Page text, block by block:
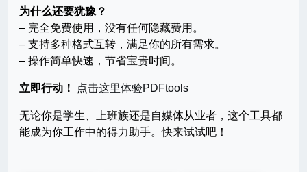
为什么还要犹豫？
– 完全免费使用，没有任何隐藏费用。
– 支持多种格式互转，满足你的所有需求。
– 操作简单快速，节省宝贵时间。
立即行动！ 点击这里体验PDFtools
无论你是学生、上班族还是自媒体从业者，这个工具都
能成为你工作中的得力助手。快来试试吧！